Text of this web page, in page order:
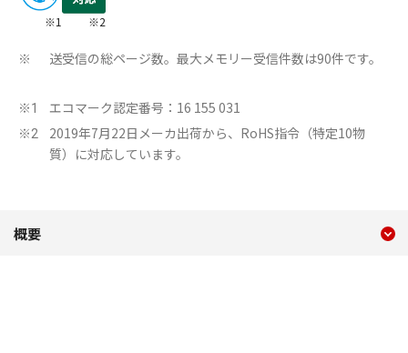
※1 ※2
※ 送受信の総ページ数。最大メモリー受信件数は90件です。
※1 エコマーク認定番号：16 155 031
※2
2019年7月22日メーカ出荷から、RoHS指令（特定10物
質）に対応しています。
現在のコンテンツ
概要